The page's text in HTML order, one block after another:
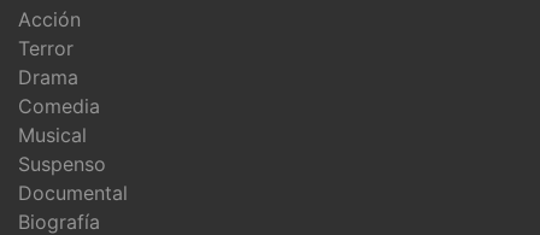
Acción
Terror
Drama
Comedia
Musical
Suspenso
Documental
Biografía